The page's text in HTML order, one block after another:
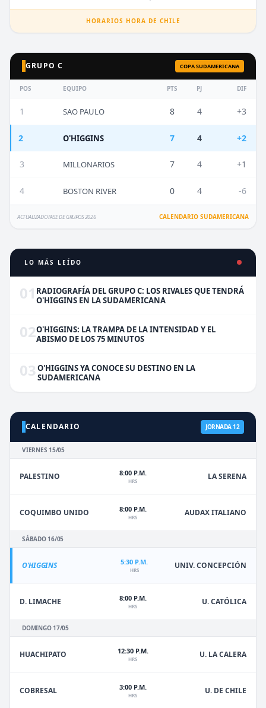
HORARIOS HORA DE CHILE
GRUPO C COPA SUDAMERICANA
POS EQUIPO PTS PJ DIF
1 SAO PAULO 8 4 +3
2 O'HIGGINS 7 4 +2
3 MILLONARIOS 7 4 +1
4 BOSTON RIVER 0 4 -6
ACTUALIZADO FASE DE GRUPOS 2026 CALENDARIO SUDAMERICANA
LO MÁS LEÍDO
01 RADIOGRAFÍA DEL GRUPO C: LOS RIVALES QUE TENDRÁ
O'HIGGINS EN LA SUDAMERICANA
02O'HIGGINS: LA TRAMPA DE LA INTENSIDAD Y EL
ABISMO DE LOS 75 MINUTOS
03 O'HIGGINS YA CONOCE SU DESTINO EN LA
SUDAMERICANA
CALENDARIO JORNADA 12
VIERNES 15/05
PALESTINO 8:00 P.M.
HRS LA SERENA
COQUIMBO UNIDO 8:00 P.M.
HRS AUDAX ITALIANO
SÁBADO 16/05
O'HIGGINS 5:30 P.M.
HRS UNIV. CONCEPCIÓN
D. LIMACHE 8:00 P.M.
HRS U. CATÓLICA
DOMINGO 17/05
HUACHIPATO 12:30 P.M.
HRS U. LA CALERA
COBRESAL 3:00 P.M.
HRS U. DE CHILE